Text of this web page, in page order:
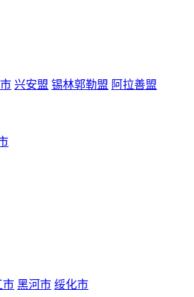
兴安盟 锡林郭勒盟 阿拉善盟
市 黑河市 绥化市